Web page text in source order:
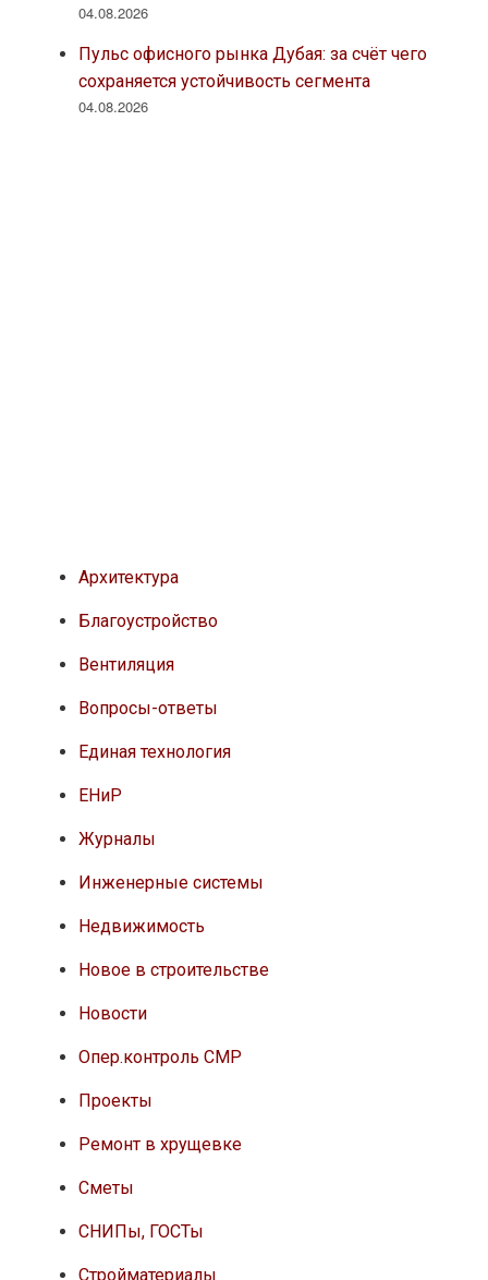
04.08.2026
Пульс офисного рынка Дубая: за счёт чего
сохраняется устойчивость сегмента
04.08.2026
Архитектура
Благоустройство
Вентиляция
Вопросы-ответы
Единая технология
ЕНиР
Журналы
Инженерные системы
Недвижимость
Новое в строительстве
Новости
Опер.контроль СМР
Проекты
Ремонт в хрущевке
Сметы
СНИПы, ГОСТы
Стройматериалы